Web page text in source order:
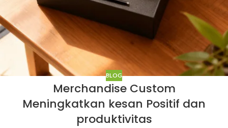
BLOG
Merchandise Custom
Meningkatkan kesan Positif dan
produktivitas